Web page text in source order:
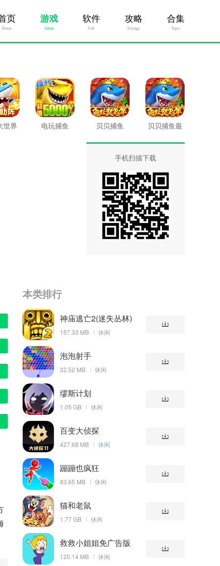
页
Home
游戏
Game
软件
Soft
攻略
Stratagy
合集
Topic
世界 电玩捕鱼 贝贝捕鱼
贝贝捕鱼最
手机扫描下载
本类排行
神庙逃亡2(迷失丛林)
157.33 MB 休闲
泡泡射手
32.52 MB 休闲
缪斯计划
1.05 GB 休闲
百变大侦探
427.68 MB 休闲
蹦蹦也疯狂
83.65 MB 休闲
猫和老鼠
1.77 GB 休闲
救救小姐姐免广告版
120.14 MB 休闲